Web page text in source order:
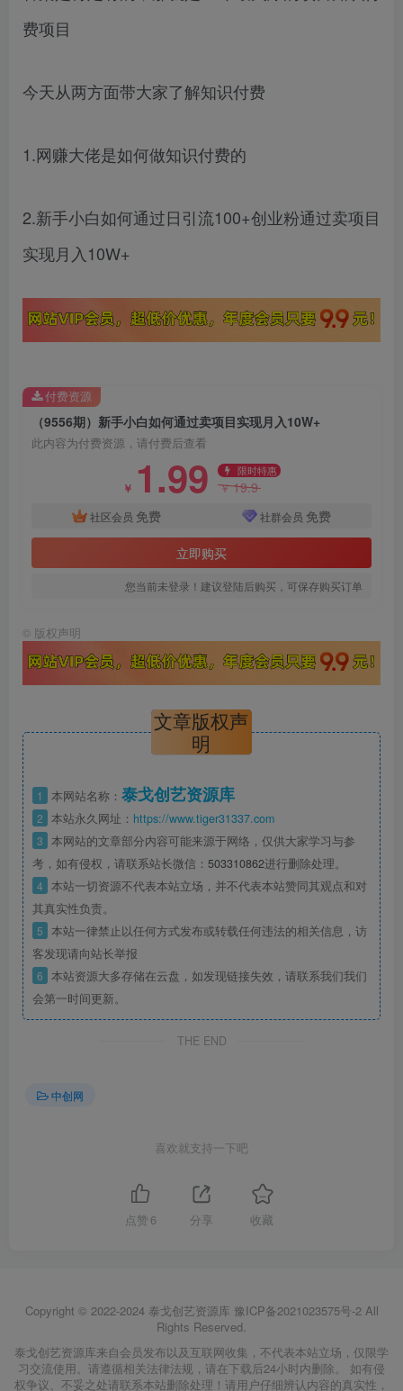
费项目
今天从两方面带大家了解知识付费
1.网赚大佬是如何做知识付费的
2.新手小白如何通过日引流100+创业粉通过卖项目
实现月入10W+
（9556期）新手小白如何通过卖项目实现月入10W+
此内容为付费资源，请付费后查看
￥ 1.99 限时特惠
￥19.9
社区会员 免费 社群会员 免费
立即购买
您当前未登录！建议登陆后购买，可保存购买订单
付费资源
© 版权声明
文章版权声
明
1 本网站名称： 泰戈创艺资源库
2 本站永久网址： https://www.tiger31337.com
3 本网站的文章部分内容可能来源于网络，仅供大家学习与参
考，如有侵权，请联系站长微信： 503310862进行删除处理。
4 本站一切资源不代表本站立场，并不代表本站赞同其观点和对
其真实性负责。
5 本站一律禁止以任何方式发布或转载任何违法的相关信息，访
客发现请向站长举报
6 本站资源大多存储在云盘，如发现链接失效，请联系我们我们
会第一时间更新。
THE END
中创网
喜欢就支持一下吧
点赞 6 分享 收藏
Copyright © 2022-2024 泰戈创艺资源库 豫ICP备2021023575号-2All
Rights Reserved.
泰戈创艺资源库来自会员发布以及互联网收集，不代表本站立场，仅限学
习交流使用。请遵循相关法律法规，请在下载后24小时内删除。 如有侵
权争议、不妥之处请联系本站删除处理！请用户仔细辨认内容的真实性，